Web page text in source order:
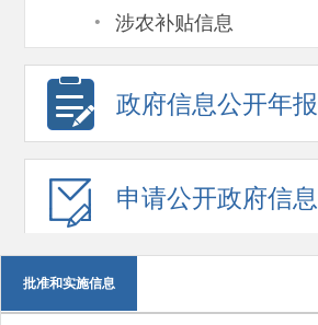
· 涉农补贴信息
政府信息公开年报
申请公开政府信息
批准和实施信息